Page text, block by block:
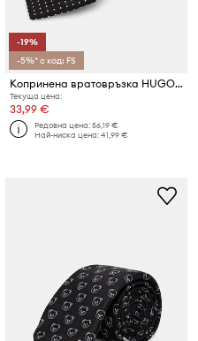
-19%
-5%* с код: FS
Копринена вратовръзка HUGO Tie cm 6
Текуща цена:
33,99 €
Редовна цена:56,19 €
Най-ниска цена:41,99 €